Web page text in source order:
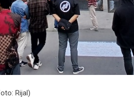
Rijal)